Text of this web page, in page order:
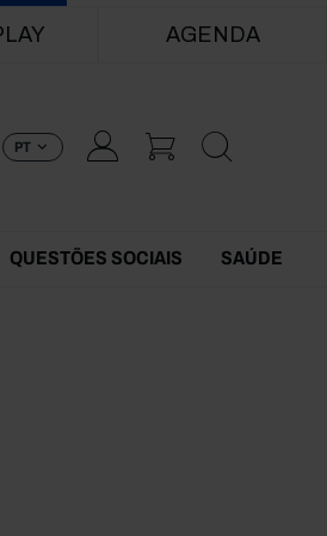
AGENDA
PT
QUESTÕES SOCIAIS SAÚDE